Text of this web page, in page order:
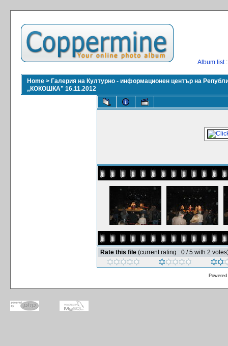
Album list
Home > Галерия на Културно - информационен център на
„КОКОШКА” 16.11.2012
Rate this file (current rating : 0 / 5 with 2